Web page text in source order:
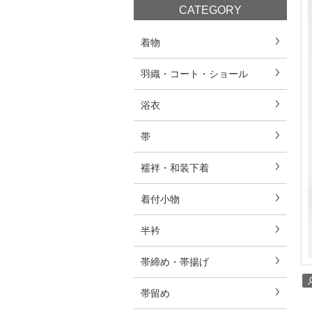
CATEGORY
着物
羽織・コート・ショール
浴衣
帯
襦袢・和装下着
着付小物
半衿
帯締め・帯揚げ
帯留め